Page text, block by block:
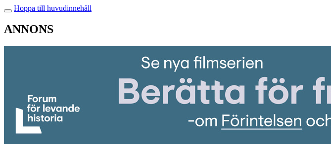
Hoppa till huvudinnehåll
ANNONS